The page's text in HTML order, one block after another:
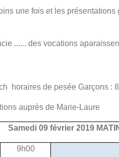
une fois et les
...... des vocations
horaires de pesée Garçons :
auprès de Marie-Laure
Samedi 09 février 2019
9h00